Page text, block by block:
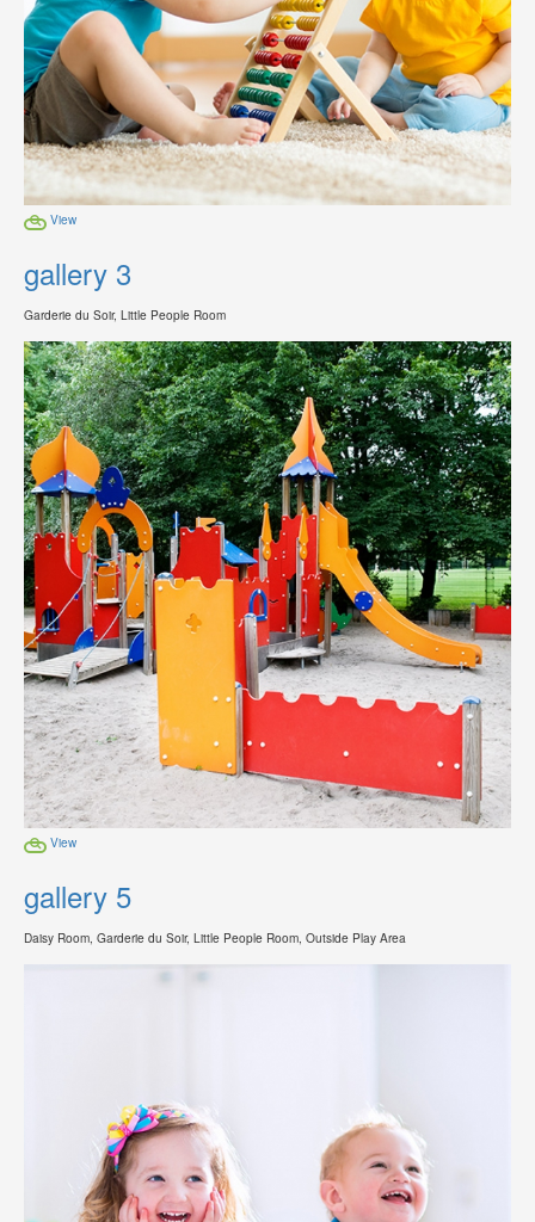
View
gallery 3
Garderie du Soir, Little People Room
View
gallery 5
Daisy Room, Garderie du Soir, Little People Room, Outside Play Area